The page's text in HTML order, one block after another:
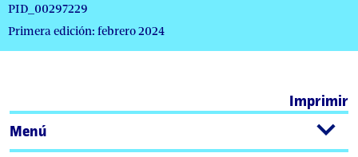
PID_00297229
Primera edición: febrero 2024
Imprimir
Menú